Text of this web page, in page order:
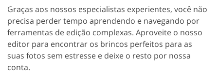
Graças aos nossos especialistas experientes, você não
precisa perder tempo aprendendo e navegando por
ferramentas de edição complexas. Aproveite o nosso
editor para encontrar os brincos perfeitos para as
suas fotos sem estresse e deixe o resto por nossa
conta.
GET 50% OFF CREATIVE CLOUD